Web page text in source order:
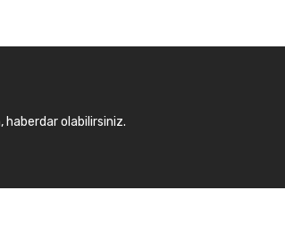
haberdar olabilirsiniz.